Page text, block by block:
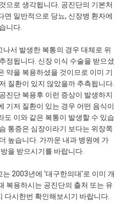
으로 생각됩니다. 공진단의 기본처
면 일반적으로 당뇨, 신장병 환자에
니다.
서 발생한 복통의 경우 대체로 위
정됩니다. 신장 이식 수술을 받으셨
약을 복용하셨을 것이므로 이미 기
질환이 있지 않았을까 추측됩니다.
진단 복용후 이런 증상이 발생하지
기저 질환이 있는 경우 어떤 음식이
도 이와 같은 복통이 발생할 수 있습
통증은 심장이라기 보다는 위장쪽
높습니다. 가까운 내과 병원에 가
을 받으시기를 바랍니다.
는 2003년에 '대구한의대'로 이미 개
복용하시는 공진단의 출처 또는 유
다시한번 확인해보시기 바랍니다.